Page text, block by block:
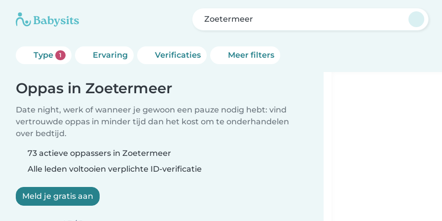
Zoetermeer
Type 1 Ervaring Verificaties Meer filters
Oppas in Zoetermeer
Date night, werk of wanneer je gewoon een pauze nodig hebt: vind
vertrouwde oppas in minder tijd dan het kost om te onderhandelen
over bedtijd.
73 actieve oppassers in Zoetermeer
Alle leden voltooien verplichte ID-verificatie
Meld je gratis aan